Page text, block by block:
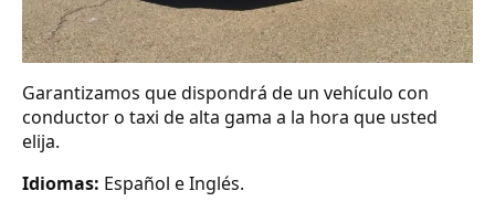
Garantizamos que dispondrá de un vehículo con
conductor o taxi de alta gama a la hora que usted
elija.
Idiomas: Español e Inglés.